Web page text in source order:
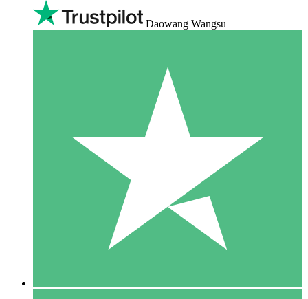
Daowang Wangsu